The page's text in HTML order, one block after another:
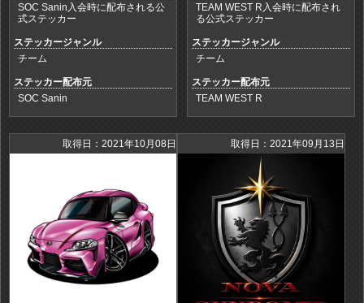
SOC Sanin入会時に配布される公
式ステッカー
ステッカージャンル
チーム
ステッカー配布元
SOC Sanin
TEAM WEST R入会時に配布され
る公式ステッカー
ステッカージャンル
チーム
ステッカー配布元
TEAM WEST R
取得日：2021年10月08日 取得日：2021年09月13日